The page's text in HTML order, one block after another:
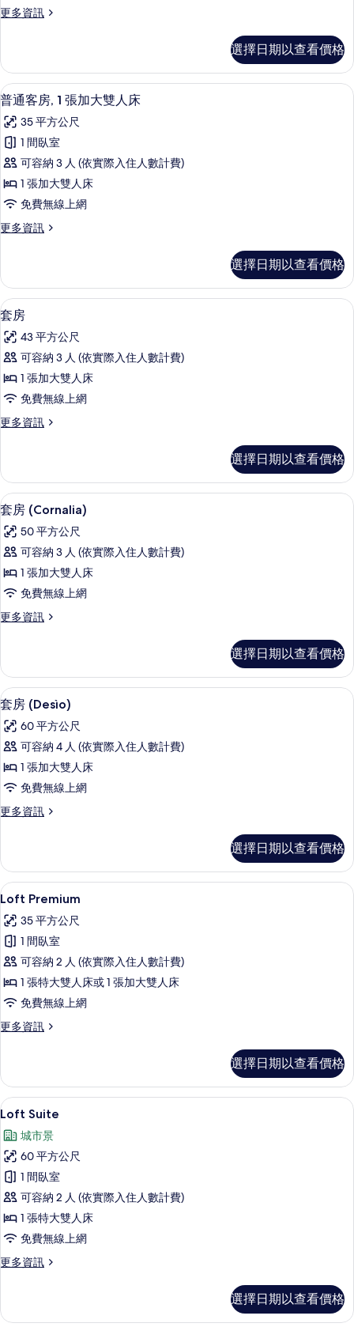
所
相
片
更多資訊
更
客
房
的
詳
情
選擇日期以查看價格
顯
示
普
通
客
房,
張
大
雙
人
床
的
所
有
相
普通客房, 1 張加大雙人床 | 高級寢具
8
普通客房, 1 張加大雙人床
35 平方公尺
1 間臥室
可容納 3 人 (依實際入住人數計費)
1 張加大雙人床
免費無線上網
更多資訊
更
客
房,
1
加
大
人
床
詳
選擇日期以查看價格
顯
示
套
房
的
有
片
套房 | 高級寢具、羽絨被、迷你吧、客
8
套房
43 平方公尺
可容納 3 人 (依實際入住人數計費)
1 張加大雙人床
免費無線上網
更多資訊
更
的
詳
情
選擇日期以查看價格
顯
示
套
房
(Cornalia)
的
所
相
片
套房 (Cornalia) | 高級寢具、羽絨被、
9
套房 (Cornalia)
50 平方公尺
可容納 3 人 (依實際入住人數計費)
1 張加大雙人床
免費無線上網
更多資訊
更
(Cornalia)
的
詳
選擇日期以查看價格
顯
示
套
房
(Desìo)
的
所
相
片
9
套房 (Desìo)
60 平方公尺
可容納 4 人 (依實際入住人數計費)
1 張加大雙人床
免費無線上網
更多資訊
更
(Desìo)
的
詳
選擇日期以查看價格
顯
示
Loft
Premium
的
所
有
相
高級寢具、羽絨被、迷你吧、客房內保
10
Loft Premium
35 平方公尺
1 間臥室
可容納 2 人 (依實際入住人數計費)
1 張特大雙人床或 1 張加大雙人床
免費無線上網
更多資訊
更
的
詳
情
選擇日期以查看價格
顯
示
Loft
Suite
的
所
有
相
片
Loft Suite | 高級寢具、羽絨被、迷你
9
Loft Suite
城市景
60 平方公尺
1 間臥室
可容納 2 人 (依實際入住人數計費)
1 張特大雙人床
免費無線上網
更多資訊
更
的
選擇日期以查看價格